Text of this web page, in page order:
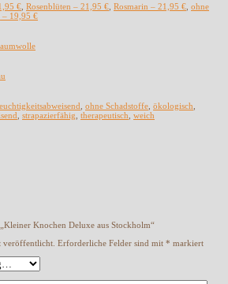
€ Rosenblüten – 21,95 € Rosmarin – 21,95 € ohne
– 19,95 €
ohne Schadstoffe ökologisch
strapazierfähig therapeutisch weich
Knochen Deluxe aus Stockholm“
veröffentlicht. Erforderliche Felder sind mit * markiert